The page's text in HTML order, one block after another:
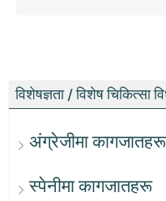
विशेषज्ञता / विशेष चिकित्सा
अंग्रेजीमा कागजातहरू
स्पेनीमा कागजातहरू